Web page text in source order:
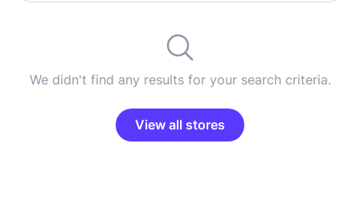
We didn't find any results for your search criteria.
View all stores